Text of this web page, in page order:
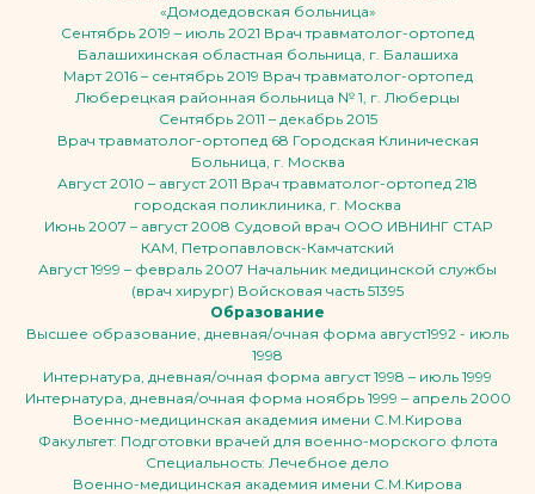
«Домодедовская больница»
Сентябрь 2019 – июль 2021 Врач травматолог-ортопед
Балашихинская областная больница, г. Балашиха
Март 2016 – сентябрь 2019 Врач травматолог-ортопед
Люберецкая районная больница № 1, г. Люберцы
Сентябрь 2011 – декабрь 2015
Врач травматолог-ортопед 68 Городская Клиническая
Больница, г. Москва
Август 2010 – август 2011 Врач травматолог-ортопед 218
городская поликлиника, г. Москва
Июнь 2007 – август 2008 Судовой врач ООО ИВНИНГ СТАР
КАМ, Петропавловск-Камчатский
Август 1999 – февраль 2007 Начальник медицинской службы
(врач хирург) Войсковая часть 51395
Образование
Высшее образование, дневная/очная форма август1992 - июль
1998
Интернатура, дневная/очная форма август 1998 – июль 1999
Интернатура, дневная/очная форма ноябрь 1999 – апрель 2000
Военно-медицинская академия имени С.М.Кирова
Факультет: Подготовки врачей для военно-морского флота
Специальность: Лечебное дело
Военно-медицинская академия имени С.М.Кирова